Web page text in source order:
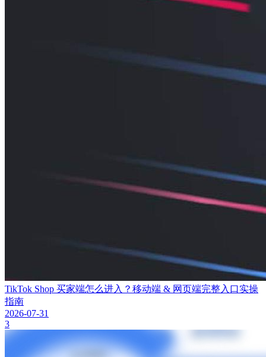
TikTok Shop 买家端怎么进入？移动端 & 网页端完整入口实操
指南
2026-07-31
3